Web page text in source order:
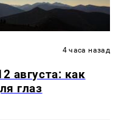
4 часа назад
августа: как
глаз